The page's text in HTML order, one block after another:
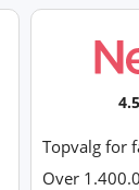
4.5
Topvalg for
Over